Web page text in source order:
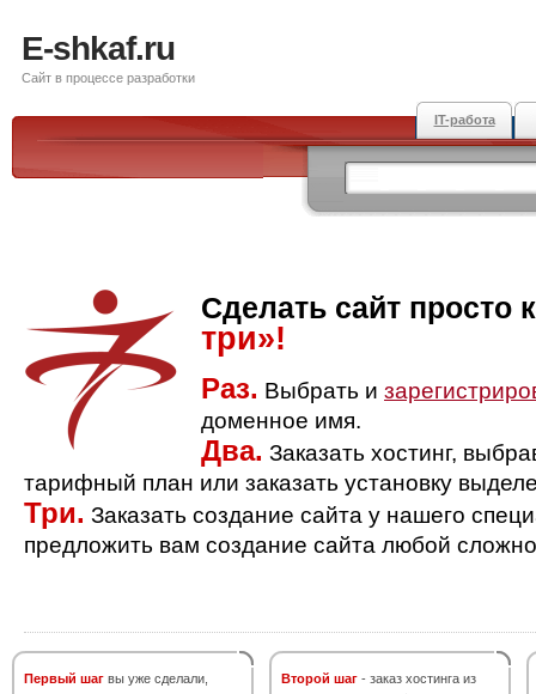
E-shkaf.ru
Сайт в процессе разработки
IT-работа
Сделать сайт просто
три»!
Раз. Выбрать и
доменное имя.
Два. Заказать хостинг,
тарифный план или заказать установку
Три. Заказать создание сайта у нашего
предложить вам создание сайта любой
Первый шаг вы уже сделали,
Второй шаг - заказ хостинга из